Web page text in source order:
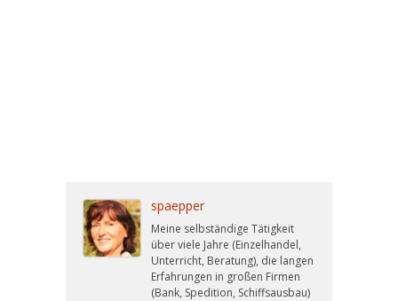
spaepper
Meine selbständige Tätigkeit
über viele Jahre (Einzelhandel,
Unterricht, Beratung), die langen
Erfahrungen in großen Firmen
(Bank, Spedition, Schiffsausbau)